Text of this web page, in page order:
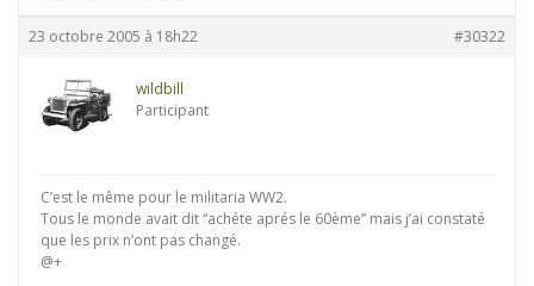
23 octobre 2005 à 18h22 #30322
wildbill
Participant
C’est le même pour le militaria WW2.
Tous le monde avait dit “achéte aprés le 60ème” mais j’ai constaté
que les prix n’ont pas changé.
@+